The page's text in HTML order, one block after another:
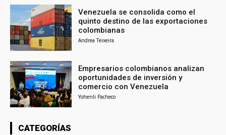
Venezuela se consolida como el
quinto destino de las exportaciones
colombianas
Andrea Teixeira
Empresarios colombianos analizan
oportunidades de inversión y
comercio con Venezuela
Yohenli Pacheco
CATEGORÍAS